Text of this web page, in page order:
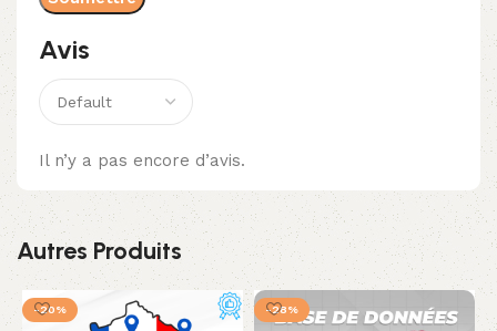
Avis
Il n’y a pas encore d’avis.
Autres Produits
-20% -28%